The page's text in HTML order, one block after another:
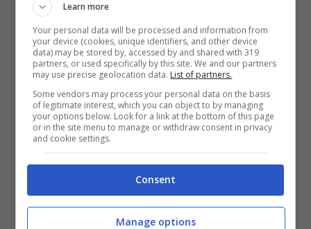
essere statodapprima abbandonato
fortunatamente lasciato libero a integrasi
nella loro routine, sono forse ancor di più uno
il riferimento dell’alta.
Learn more
Your personal data will be processed and information from
your device (cookies, unique identifiers, and other device
data) may be stored by, accessed by and shared with 319
partners, or used specifically by this site. We and our partners
may use precise geolocation data. List of partners.
Some vendors may process your personal data on the basis
of legitimate interest, which you can object to by managing
your options below. Look for a link at the bottom of this page
or in the site menu to manage or withdraw consent in privacy
and cookie settings.
Consent
Manage options